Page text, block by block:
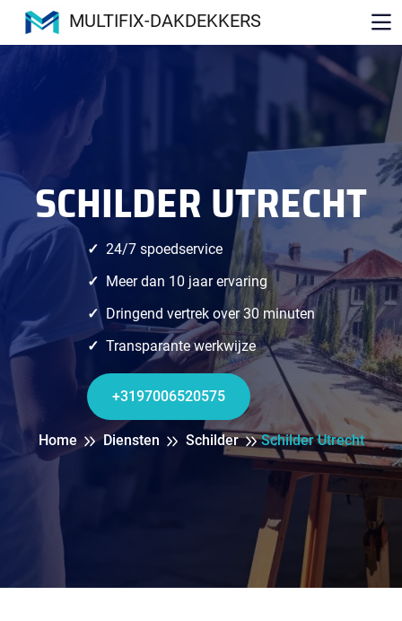
MULTIFIX-DAKDEKKERS
SCHILDER UTRECHT
24/7 spoedservice
Meer dan 10 jaar ervaring
Dringend vertrek over 30 minuten
Transparante werkwijze
+3197006520575
Home Diensten Schilder Schilder Utrecht